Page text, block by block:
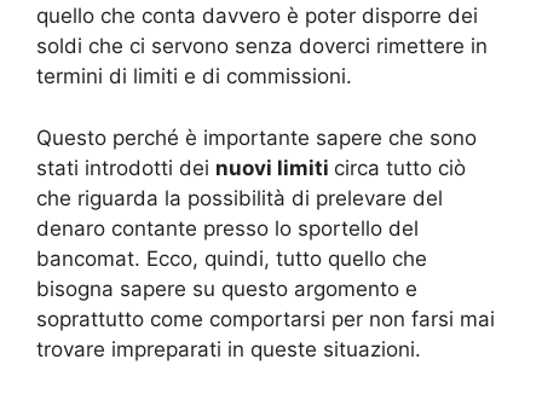
quello che conta davvero è poter disporre dei
soldi che ci servono senza doverci rimettere in
termini di limiti e di commissioni.
Questo perché è importante sapere che sono
stati introdotti dei nuovi limiti circa tutto ciò
che riguarda la possibilità di prelevare del
denaro contante presso lo sportello del
bancomat. Ecco, quindi, tutto quello che
bisogna sapere su questo argomento e
soprattutto come comportarsi per non farsi mai
trovare impreparati in queste situazioni.